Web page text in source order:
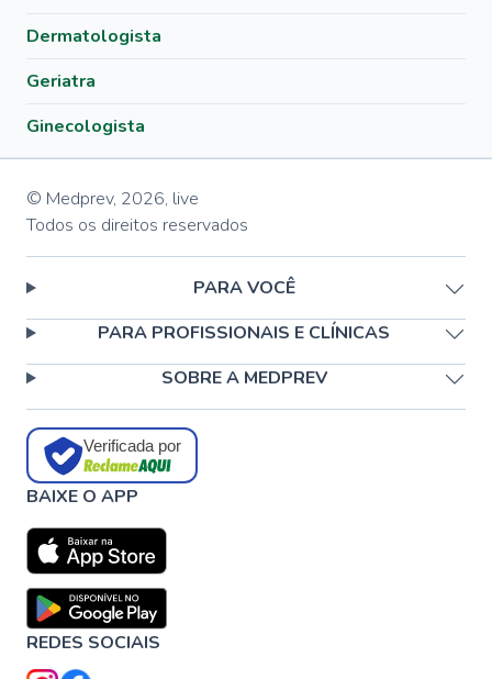
Dermatologista
Geriatra
Ginecologista
© Medprev, 2026, live
Todos os direitos reservados
PARA VOCÊ
PARA PROFISSIONAIS E CLÍNICAS
SOBRE A MEDPREV
Verificada por
BAIXE O APP
REDES SOCIAIS